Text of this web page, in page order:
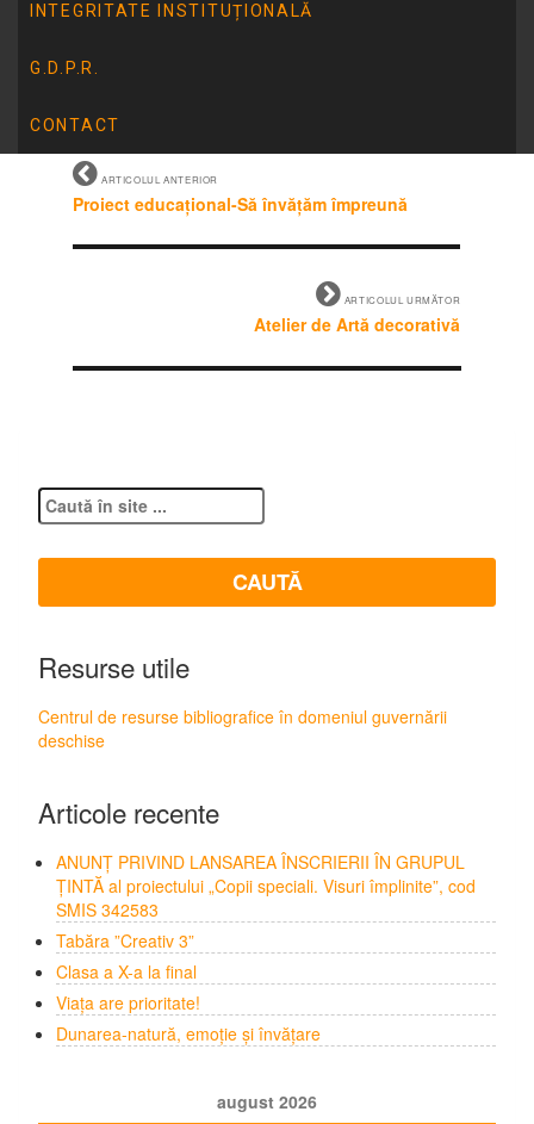
INTEGRITATE INSTITUȚIONALĂ
G.D.P.R.
CONTACT
ARTICOLUL ANTERIOR
Proiect educațional-Să învățăm împreună
ARTICOLUL URMĂTOR
Atelier de Artă decorativă
Resurse utile
Centrul de resurse bibliografice în domeniul guvernării
deschise
Articole recente
ANUNȚ PRIVIND LANSAREA ÎNSCRIERII ÎN GRUPUL
ȚINTĂ al proiectului „Copii speciali. Visuri împlinite”, cod
SMIS 342583
Tabăra ”Creativ 3”
Clasa a X-a la final
Viața are prioritate!
Dunarea-natură, emoție și învățare
august 2026